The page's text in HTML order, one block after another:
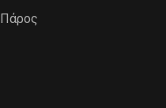
Πάρος